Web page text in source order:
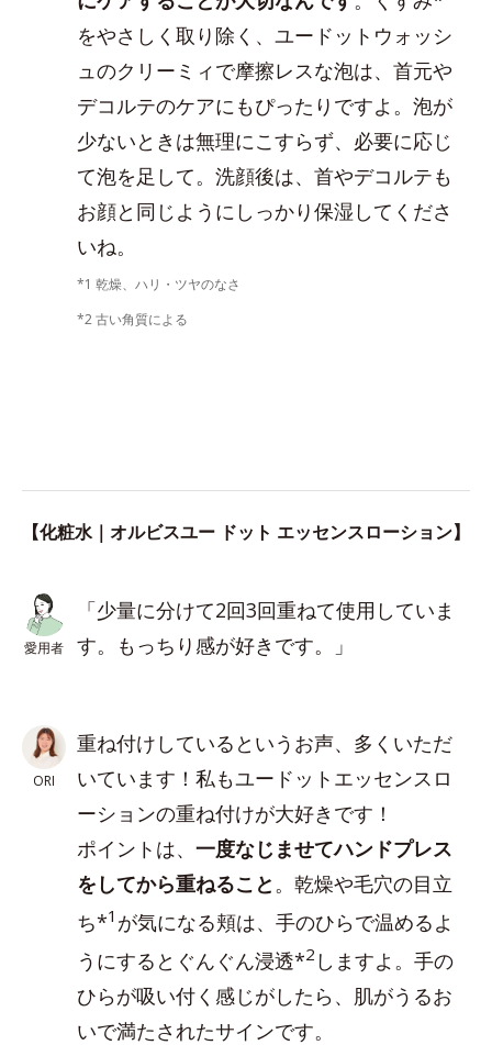
をやさしく取り除く、ユードットウォッシ
ュのクリーミィで摩擦レスな泡は、首元や
デコルテのケアにもぴったりですよ。泡が
少ないときは無理にこすらず、必要に応じ
て泡を足して。洗顔後は、首やデコルテも
お顔と同じようにしっかり保湿してくださ
いね。
*1 乾燥、ハリ・ツヤのなさ
*2 古い角質による
【化粧水｜オルビスユー ドット エッセンスローション】
愛用者
「少量に分けて2回3回重ねて使用していま
す。もっちり感が好きです。」
ORI
重ね付けしているというお声、多くいただ
いています！私もユードットエッセンスロ
ーションの重ね付けが大好きです！
ポイントは、 一度なじませてハンドプレス
をしてから重ねること 。乾燥や毛穴の目立
ち*1 が気になる頬は、手のひらで温めるよ
うにするとぐんぐん浸透*2 しますよ。手の
ひらが吸い付く感じがしたら、肌がうるお
いで満たされたサインです。